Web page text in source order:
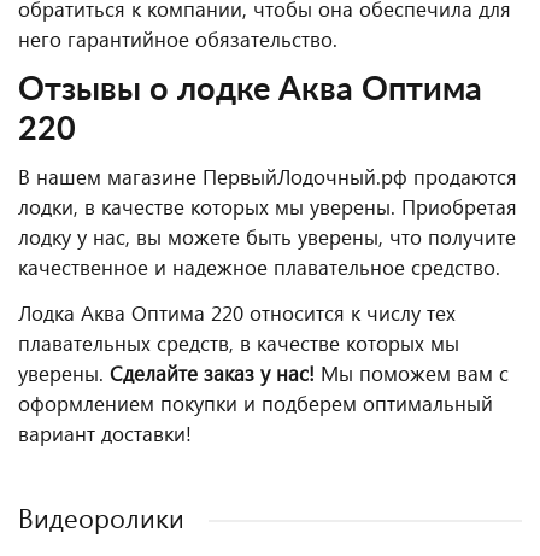
обратиться к компании, чтобы она обеспечила для
него гарантийное обязательство.
Отзывы о лодке Аква Оптима
220
В нашем магазине ПервыйЛодочный.рф продаются
лодки, в качестве которых мы уверены. Приобретая
лодку у нас, вы можете быть уверены, что получите
качественное и надежное плавательное средство.
Лодка Аква Оптима 220 относится к числу тех
плавательных средств, в качестве которых мы
уверены. Сделайте заказ у нас! Мы поможем вам с
оформлением покупки и подберем оптимальный
вариант доставки!
Видеоролики